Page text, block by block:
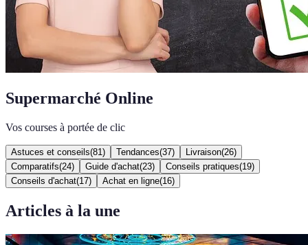
Supermarché Online
Vos courses à portée de clic
Astuces et conseils(81 ) Tendances(37) Livraison(26)
Comparatifs(24) Guide d'achat(23) Conseils pratiques(19)
Conseils d'achat(17) Achat en ligne(16)
Articles à la une